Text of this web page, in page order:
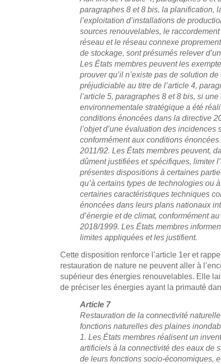
paragraphes 8 et 8 bis, la planification,
l’exploitation d’installations de
sources renouvelables, le
réseau et le réseau connexe
de stockage, sont présumés relever
Les États membres peuvent les
prouver qu’il n’existe pas de solution
préjudiciable au titre de l’article 4,
l’article 5, paragraphes 8 et 8 bis, si
environnementale stratégique a été
conditions énoncées dans la directive
l’objet d’une évaluation des incidences
conformément aux conditions
2011/92. Les États membres peuvent,
dûment justifiées et spécifiques, limiter
présentes dispositions à certaines
qu’à certains types de technologies ou
certaines caractéristiques techniques
énoncées dans leurs plans nationaux
d’énergie et de climat, conformément
2018/1999. Les États membres
limites appliquées et les justifient.
Cette disposition renforce l’article 1er et
restauration de nature ne peuvent aller à
supérieur des énergies renouvelables. Elle
de préciser les énergies ayant la primauté
Article 7
Restauration de la connectivité
fonctions naturelles des plaines
1. Les États membres réalisent un
artificiels à la connectivité des eaux de
de leurs fonctions socio-économiques,